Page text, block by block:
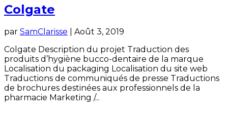
Colgate
par SamClarisse
Août 3, 2019
Colgate Description du projet Traduction des
produits d’hygiène bucco-dentaire de la marque
Localisation du packaging Localisation du site web
Traductions de communiqués de presse Traductions
de brochures destinées aux professionnels de la
pharmacie Marketing /...